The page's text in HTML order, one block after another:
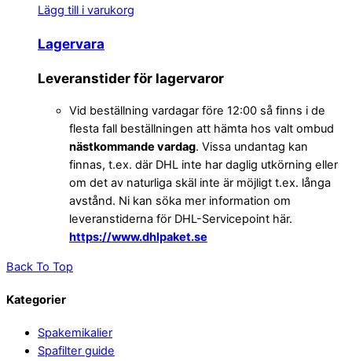
Lägg till i varukorg
Lagervara
Leveranstider för lagervaror
Vid beställning vardagar före 12:00 så finns i de
flesta fall beställningen att hämta hos valt ombud
nästkommande vardag. Vissa undantag kan
finnas, t.ex. där DHL inte har daglig utkörning eller
om det av naturliga skäl inte är möjligt t.ex. långa
avstånd. Ni kan söka mer information om
leveranstiderna för DHL-Servicepoint här.
https://www.dhlpaket.se
Back To Top
Kategorier
Spakemikalier
Spafilter guide